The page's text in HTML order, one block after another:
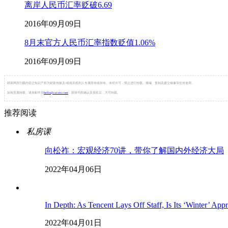
离岸人民币汇率贬破6.69
2016年09月09日
8月末官方人民币汇率指数贬值1.06%
2016年09月09日
财新网所刊载内容之知识产权为财新传媒及/或相关权利人专属所有或持有。未经许可，禁止进行转载、摘编、复制及建立镜像等任何使用。
如有意愿转载，请发邮件至 hello@caixin.com ，获得书面确认及授权后，方可转载。
推荐阅读
私房课
向松祚：宏观经济70讲，带你了解国内外经济大局
2022年04月06日
In Depth: As Tencent Lays Off Staff, Is Its ‘Winter’
2022年04月01日